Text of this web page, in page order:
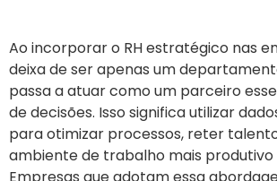
Ao incorporar o RH estratégico nas
deixa de ser apenas um
passa a atuar como um parceiro
de decisões. Isso significa utilizar
para otimizar processos, reter
ambiente de trabalho mais produtivo
Empresas que adotam essa